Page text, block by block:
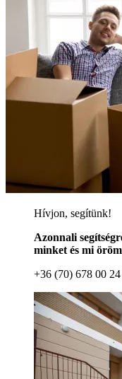
Hívjon, segítünk!
Azonnali
minket és mi
+36 (70) 678 00 24